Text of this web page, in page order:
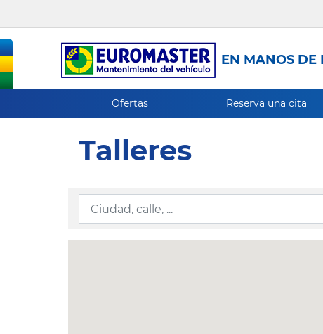
EN MANOS DE
Ofertas Reserva una cita
Talleres
Ingresar la información de localización